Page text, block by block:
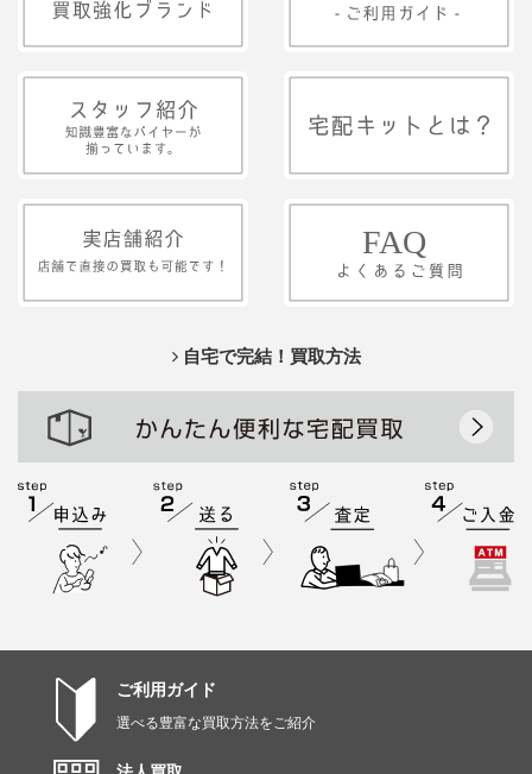
自宅で完結！買取方法
ご利用ガイド
選べる豊富な買取方法をご紹介